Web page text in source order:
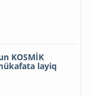
KOSMİK
layiq